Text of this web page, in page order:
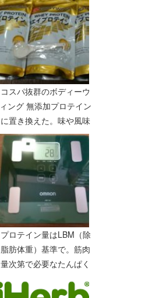
コスパ抜群のボディーウ
ィング 無添加プロテイン
に置き換えた。味や風味
などレビュー
プロテイン量はLBM（除
脂肪体重）基準で。筋肉
量次第で必要なたんぱく